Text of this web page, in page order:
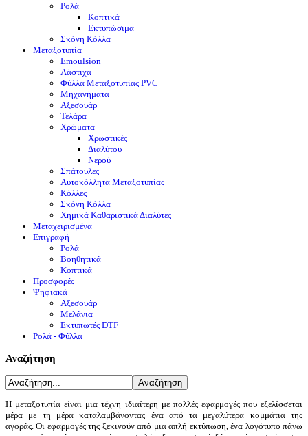
Ρολά
Κοπτικά
Εκτυπώσιμα
Σκόνη Κόλλα
Μεταξοτυπία
Emoulsion
Λάστιχα
Φύλλα Μεταξοτυπίας PVC
Μηχανήματα
Αξεσουάρ
Τελάρα
Χρώματα
Χρωστικές
Διαλύτου
Νερού
Σπάτουλες
Αυτοκόλλητα Μεταξοτυπίας
Κόλλες
Σκόνη Κόλλα
Χημικά Καθαριστικά Διαλύτες
Μεταχειρισμένα
Επιγραφή
Ρολά
Βοηθητικά
Κοπτικά
Προσφορές
Ψηφιακά
Αξεσουάρ
Μελάνια
Eκτυπωτές DTF
Ρολά - Φύλλα
Αναζήτηση
Η μεταξοτυπία είναι μια τέχνη ιδιαίτερη με πολλές εφαρμογές που εξελίσσεται
μέρα με τη μέρα καταλαμβάνοντας ένα από τα μεγαλύτερα κομμάτια της
αγοράς.Οι εφαρμογές της ξεκινούν από μια απλή εκτύπωση, ένα λογότυπο πάνω